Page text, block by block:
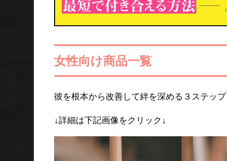
女性向け商品一覧
彼を根本から改善して絆を深める３ステップ
↓詳細は下記画像をクリック↓